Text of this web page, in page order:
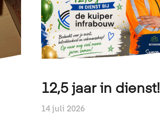
12,5 jaar in dienst!
14 juli 2026